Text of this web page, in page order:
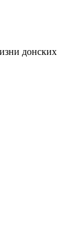
донских